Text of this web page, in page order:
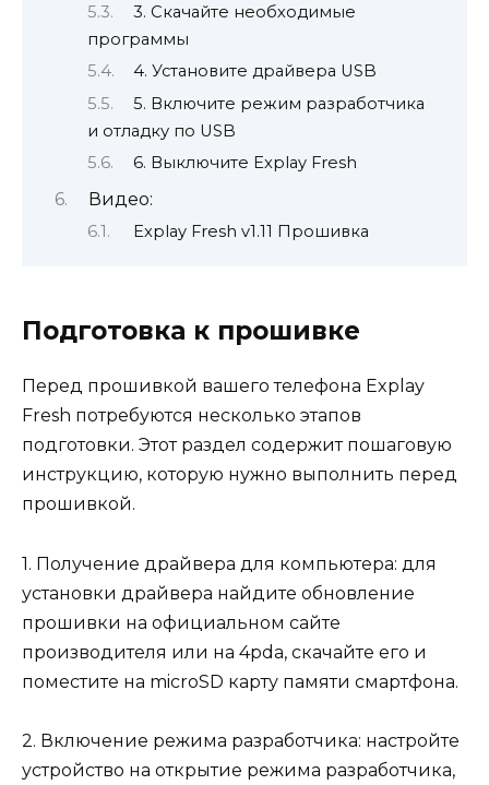
3. Скачайте необходимые
программы
4. Установите драйвера USB
5. Включите режим разработчика
и отладку по USB
6. Выключите Explay Fresh
Видео:
Explay Fresh v1.11 Прошивка
Подготовка к прошивке
Перед прошивкой вашего телефона Explay
Fresh потребуются несколько этапов
подготовки. Этот раздел содержит пошаговую
инструкцию, которую нужно выполнить перед
прошивкой.
1. Получение драйвера для компьютера: для
установки драйвера найдите обновление
прошивки на официальном сайте
производителя или на 4pda, скачайте его и
поместите на microSD карту памяти смартфона.
2. Включение режима разработчика: настройте
устройство на открытие режима разработчика,